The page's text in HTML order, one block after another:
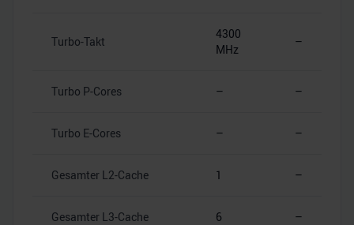
Turbo-Takt
4300
MHz
–
Turbo P-Cores – –
Turbo E-Cores – –
Gesamter L2-Cache 1 –
Gesamter L3-Cache 6 –